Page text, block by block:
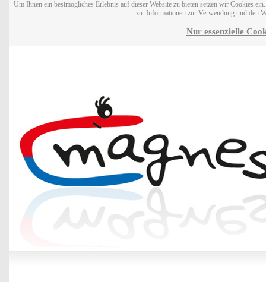
Um Ihnen ein bestmögliches Erlebnis auf dieser Website zu bieten setzen wir Cookies
zu. Informationen zur Verwendung und den
Nur essenzielle